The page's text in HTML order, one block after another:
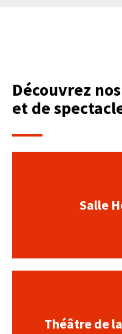
Découvrez
et de
Salle
Théâtre de